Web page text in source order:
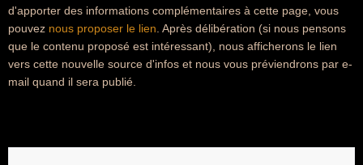
d'apporter des informations complémentaires à cette page, vous
pouvez nous proposer le lien . Après délibération (si nous pensons
que le contenu proposé est intéressant), nous afficherons le lien
vers cette nouvelle source d'infos et nous vous préviendrons par e-
mail quand il sera publié.